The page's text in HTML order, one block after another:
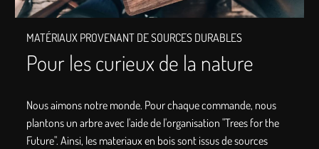
MATÉRIAUX PROVENANT DE SOURCES DURABLES
Pour les curieux de la nature
Nous aimons notre monde. Pour chaque commande, nous
plantons un arbre avec l'aide de l'organisation "Trees for the
Future". Ainsi, les materiaux en bois sont issus de sources